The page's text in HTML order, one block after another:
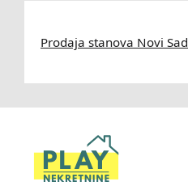
Prodaja stanova Novi Sad